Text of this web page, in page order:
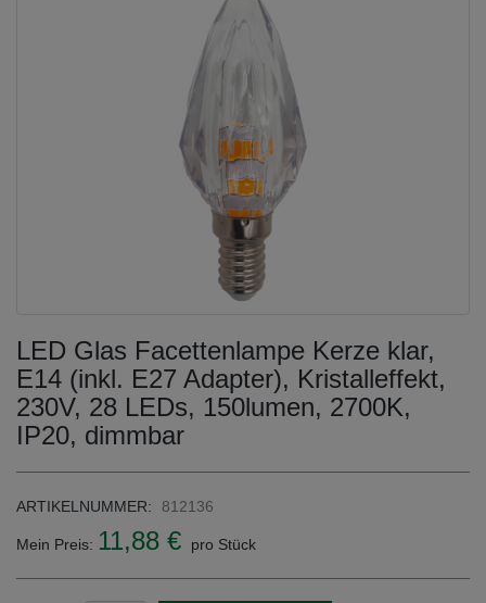
LED Glas Facettenlampe Kerze klar,
E14 (inkl. E27 Adapter), Kristalleffekt,
230V, 28 LEDs, 150lumen, 2700K,
IP20, dimmbar
ARTIKELNUMMER: 812136
Mein Preis: 11,88 € pro Stück